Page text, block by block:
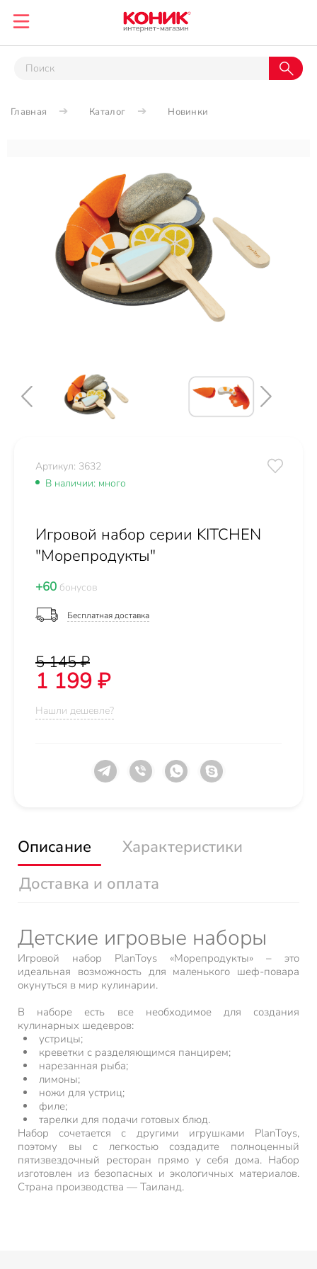
Главная Каталог Новинки
Артикул: 3632
В наличии: много
Игровой набор серии KITCHEN
"Морепродукты"
+60 бонусов
Бесплатная доставка
5 145 ₽
1 199 ₽
Нашли дешевле?
Описание
Характеристики
Доставка и оплата
Детские игровые наборы
Игровой набор PlanToys «Морепродукты» – это
идеальная возможность для маленького шеф-повара
окунуться в мир кулинарии.
В наборе есть все необходимое для создания
кулинарных шедевров:
устрицы;
креветки с разделяющимся панцирем;
нарезанная рыба;
лимоны;
ножи для устриц;
филе;
тарелки для подачи готовых блюд.
Набор сочетается с другими игрушками PlanToys,
поэтому вы с легкостью создадите полноценный
пятизвездочный ресторан прямо у себя дома. Набор
изготовлен из безопасных и экологичных материалов.
Страна производства — Таиланд.